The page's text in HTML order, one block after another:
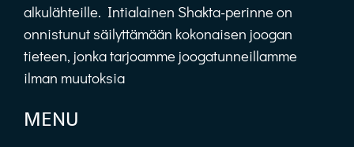
alkulähteille. Intialainen Shakta-perinne on
onnistunut säilyttämään kokonaisen joogan
tieteen, jonka tarjoamme joogatunneillamme
ilman muutoksia
MENU